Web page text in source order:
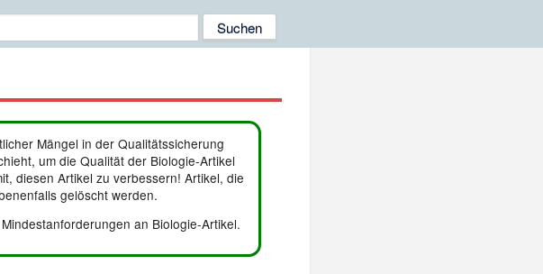
Mängel in derQualitätssicherung
um die Qualität der Biologie-Artikel
diesen Artikel zu verbessern! Artikel, die
gelöscht werden.
Mindestanforderungen an Biologie-Artikel.